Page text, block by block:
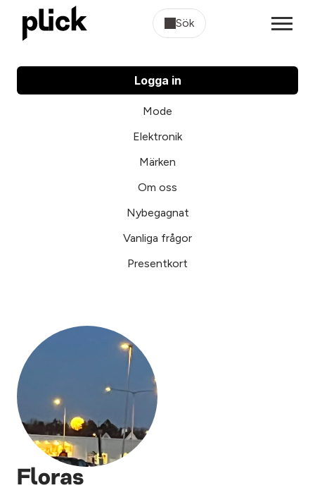
Sök
Logga in
Mode
Elektronik
Märken
Om oss
Nybegagnat
Vanliga frågor
Presentkort
Floras